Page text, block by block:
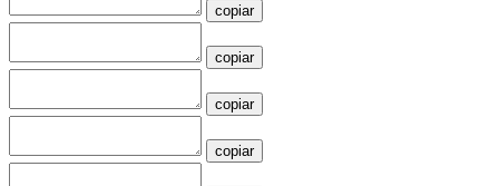
copiar
copiar
copiar
copiar